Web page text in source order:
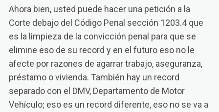
Ahora bien, usted puede hacer una petición a la
Corte debajo del Código Penal sección 1203.4 que
es la limpieza de la convicción penal para que se
elimine eso de su record y en el futuro eso no le
afecte por razones de agarrar trabajo, aseguranza,
préstamo o vivienda. También hay un record
separado con el DMV, Departamento de Motor
Vehículo; eso es un record diferente, eso no se va a